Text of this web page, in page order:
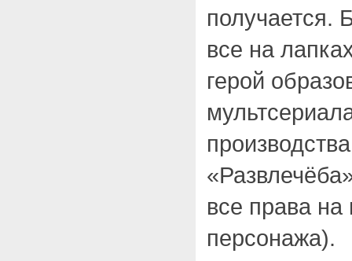
получается.
все на
герой
все права на
персонажа).